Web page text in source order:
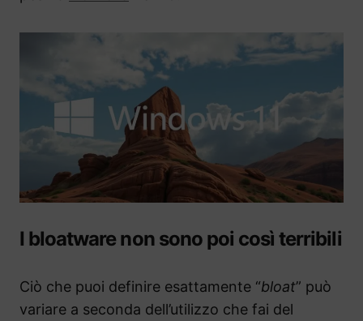
I bloatware non sono poi così terribili
Ciò che puoi definire esattamente “bloat” può
variare a seconda dell’utilizzo che fai del